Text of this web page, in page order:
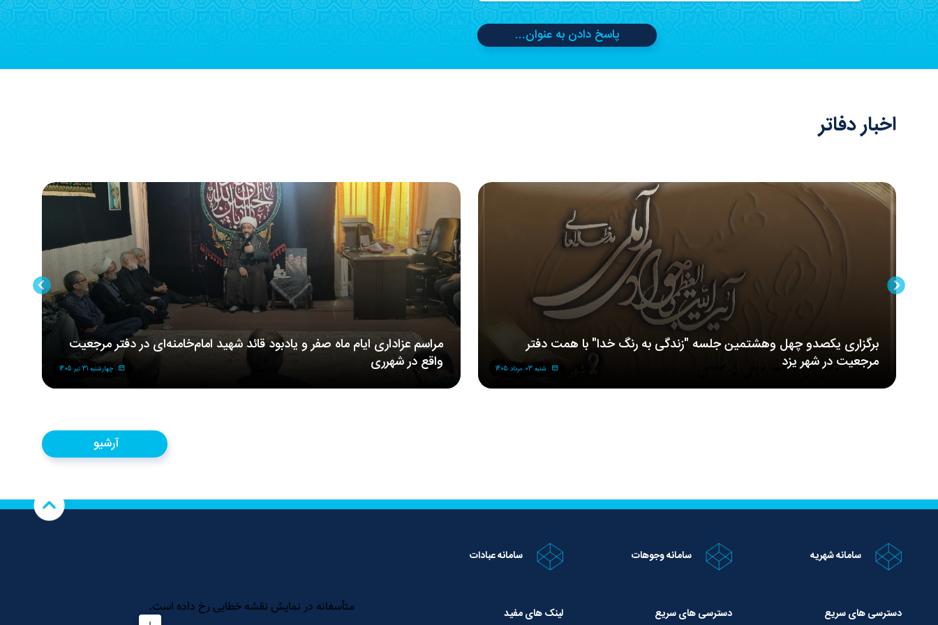
پاسخ دادن به عنوان...
اخبار دفاتر
برگزاری یکصدو چهل وهشتمین جلسه "زندگی به رنگ خدا" با همت دفتر
مرجعیت در شهر یزد
شنبه 03 مرداد 1405
مراسم‌ عزاداری‌ ایام ماه صفر و یادبود قائد شهید امام‌خامنه‌ای در دفتر مرجعیت
واقع در شهرری
چهارشنبه 31 تیر 1405
آرشیو
سامانه شهریه سامانه وجوهات سامانه عبادات
دسترسی های سریع دسترسی های سریع لینک های مفید